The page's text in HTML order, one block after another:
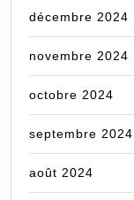
décembre 2024
novembre 2024
octobre 2024
septembre 2024
août 2024